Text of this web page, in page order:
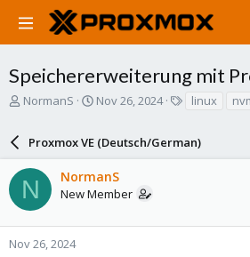
Speichererweiterung mit
T
a
d
s
t
a
r
NormanS
S
r
t
d
a
e
Nov 26, 2024
s
linux
Proxmox VE (Deutsch/German)
N NormanS
New Member
Nov 26, 2024